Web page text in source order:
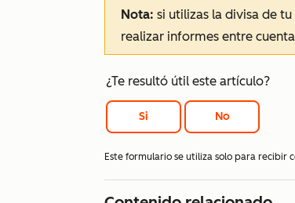
Nota: si utilizas la divisa de
realizar informes entre
¿Te resultó útil este artículo?
Si No
Este formulario se utiliza solo para recibir